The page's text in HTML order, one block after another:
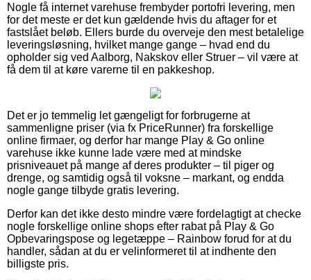
Nogle få internet varehuse frembyder portofri levering, men
for det meste er det kun gældende hvis du aftager for et
fastslået beløb. Ellers burde du overveje den mest betalelige
leveringsløsning, hvilket mange gange – hvad end du
opholder sig ved Aalborg, Nakskov eller Struer – vil være at
få dem til at køre varerne til en pakkeshop.
Det er jo temmelig let gængeligt for forbrugerne at
sammenligne priser (via fx PriceRunner) fra forskellige
online firmaer, og derfor har mange Play & Go online
varehuse ikke kunne lade være med at mindske
prisniveauet på mange af deres produkter – til piger og
drenge, og samtidig også til voksne – markant, og endda
nogle gange tilbyde gratis levering.
Derfor kan det ikke desto mindre være fordelagtigt at checke
nogle forskellige online shops efter rabat på Play & Go
Opbevaringspose og legetæppe – Rainbow forud for at du
handler, sådan at du er velinformeret til at indhente den
billigste pris.